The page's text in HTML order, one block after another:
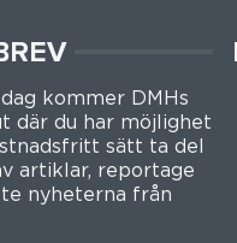
kommer DMHs
där du har möjlighet
sätt ta del
artiklar, reportage
nyheterna från